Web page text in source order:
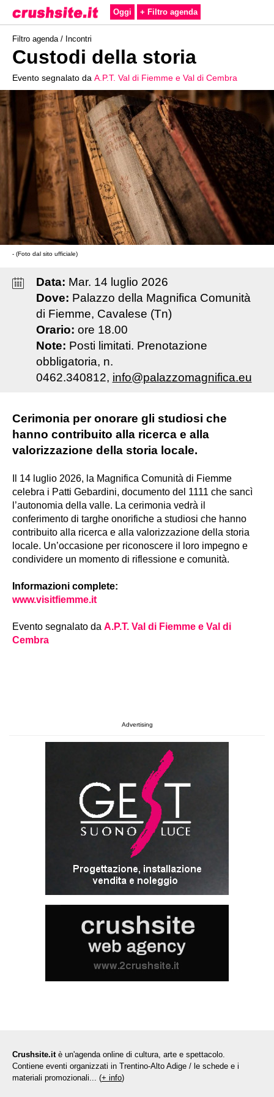
Oggi + Filtro agenda
Filtro agenda / Incontri
Custodi della storia
Evento segnalato da A.P.T. Val di Fiemme e Val di Cembra
- (Foto dal sito ufficiale)
Data: Mar. 14 luglio 2026
Dove: Palazzo della Magnifica Comunità
di Fiemme, Cavalese (Tn)
Orario: ore 18.00
Note: Posti limitati. Prenotazione
obbligatoria, n.
0462.340812, info@palazzomagnifica.eu
Cerimonia per onorare gli studiosi che
hanno contribuito alla ricerca e alla
valorizzazione della storia locale.
Il 14 luglio 2026, la Magnifica Comunità di Fiemme
celebra i Patti Gebardini, documento del 1111 che sancì
l’autonomia della valle. La cerimonia vedrà il
conferimento di targhe onorifiche a studiosi che hanno
contribuito alla ricerca e alla valorizzazione della storia
locale. Un’occasione per riconoscere il loro impegno e
condividere un momento di riflessione e comunità.
Informazioni complete:
www.visitfiemme.it
Evento segnalato da A.P.T. Val di Fiemme e Val di
Cembra
Advertising
Crushsite.it è un'agenda online di cultura, arte e spettacolo.
Contiene eventi organizzati in Trentino-Alto Adige / le schede e i
materiali promozionali... (+ info)